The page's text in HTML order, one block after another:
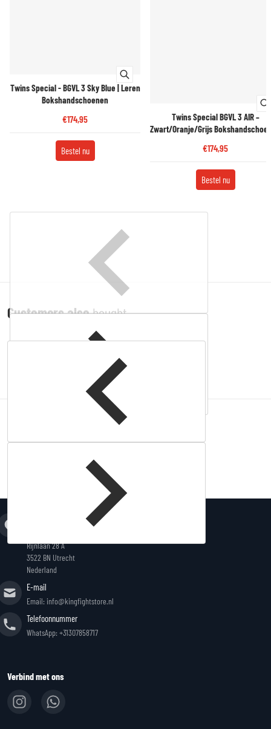
Twins Special - BGVL 3 Sky Blue | Leren
Bokshandschoenen
€174,95
Bestel nu
Twins Special BGVL 3 AIR –
Zwart/Oranje/Grijs
€174,95
Bestel nu
Customers alsobought
products
Rijnlaan 28 A
3522 BN Utrecht
Nederland
E-mail
Email: info@kingfightstore.nl
Telefoonnummer
WhatsApp: +31307858717
Verbind met ons